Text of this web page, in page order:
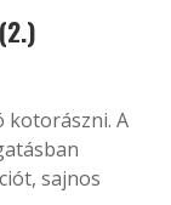
kotorászni. A
sajnos